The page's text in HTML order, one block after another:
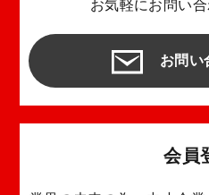
お気軽にお問い合
お問い
会員